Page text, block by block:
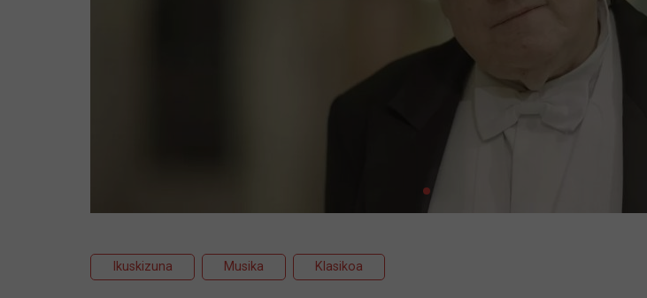
Ikuskizuna Musika Klasikoa